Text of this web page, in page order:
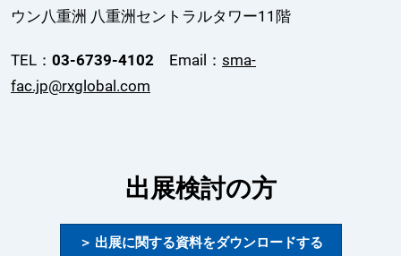
ウン八重洲 八重洲セントラルタワー11階
TEL： 03-6739-4102 Email： sma-
fac.jp@rxglobal.com
出展検討の方
＞ 出展に関する資料をダウンロードする